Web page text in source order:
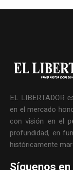
EL LIBERTADOR
en el mercado
con visión en el
profundidad, en
históricamente
Síguenos